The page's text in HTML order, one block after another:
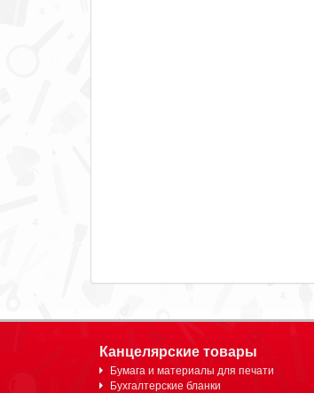
Канцелярские товары
Бумага и материалы для печати
Бухгалтерские бланки